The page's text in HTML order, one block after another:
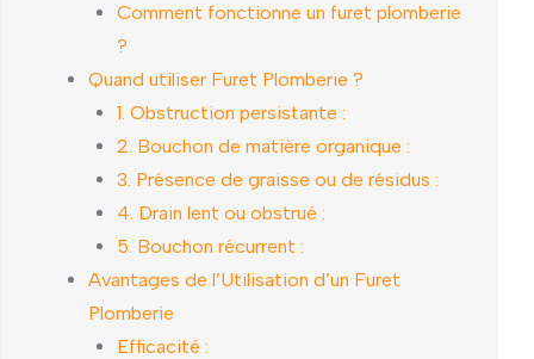
Comment fonctionne un furet plomberie
?
Quand utiliser Furet Plomberie ?
1. Obstruction persistante :
2. Bouchon de matière organique :
3. Présence de graisse ou de résidus :
4. Drain lent ou obstrué :
5. Bouchon récurrent :
Avantages de l’Utilisation d’un Furet
Plomberie
Efficacité :